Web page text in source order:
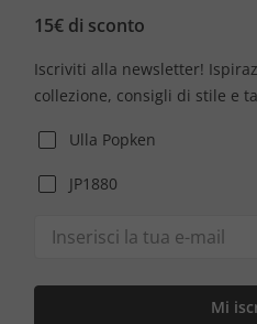
15€ di sconto
Iscriviti alla newsletter!
collezione, consigli di stile e
Ulla Popken
JP1880
Mi